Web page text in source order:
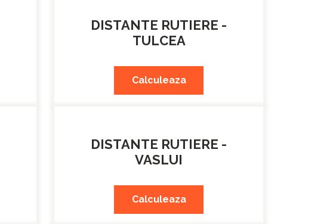
DISTANTE RUTIERE -
TULCEA
Calculeaza
DISTANTE RUTIERE -
VASLUI
Calculeaza